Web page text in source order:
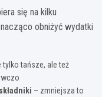
się na kilku
obniżyć wydatki
tańsze, ale też
– zmniejsza to